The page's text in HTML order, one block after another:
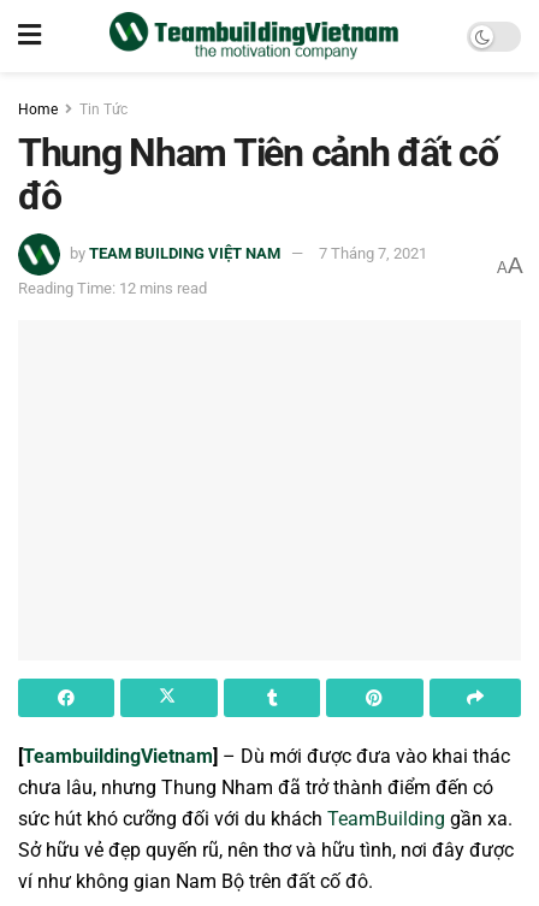
Home Tin Tức
Thung Nham Tiên cảnh đất cố
đô
by TEAM BUILDING VIỆT NAM
7 Tháng 7, 2021
Reading Time: 12 mins read
AA
[TeambuildingVietnam] – Dù mới được đưa vào khai thác
chưa lâu, nhưng Thung Nham đã trở thành điểm đến có
sức hút khó cưỡng đối với du khách TeamBuilding gần xa.
Sở hữu vẻ đẹp quyến rũ, nên thơ và hữu tình, nơi đây được
ví như không gian Nam Bộ trên đất cố đô.